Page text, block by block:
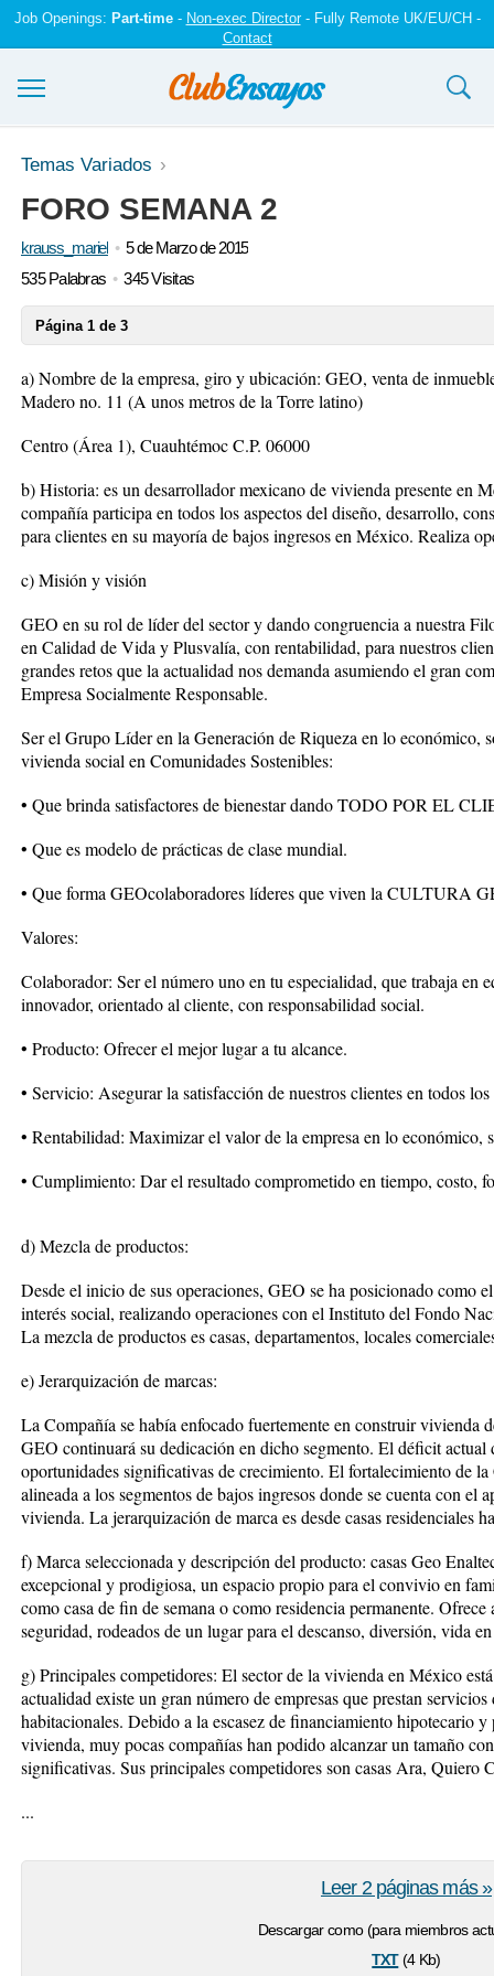
Job Openings: Part-time- Non-exec Director- Fully Remote UK/EU/CH -
Contact
Ensayos y trabajos
Registrarse
Iniciar sesión
Temas Variados
FORO SEMANA 2
krauss_mariel
5 de Marzo de 2015
535 Palabras
345 Visitas
Página 1 de 3
a) Nombre de la empresa, giro y ubicación: GEO, venta de
Madero no. 11 (A unos metros de la Torre latino)
Centro (Área 1), Cuauhtémoc C.P. 06000
b) Historia: es un desarrollador mexicano de vivienda presente en
compañía participa en todos los aspectos del diseño, desarrollo,
para clientes en su mayoría de bajos ingresos en México. Realiza
c) Misión y visión
GEO en su rol de líder del sector y dando congruencia a nuestra
en Calidad de Vida y Plusvalía, con rentabilidad, para nuestros
grandes retos que la actualidad nos demanda asumiendo el gran
Empresa Socialmente Responsable.
Ser el Grupo Líder en la Generación de Riqueza en lo económico,
vivienda social en Comunidades Sostenibles:
• Que brinda satisfactores de bienestar dando TODO POR EL
• Que es modelo de prácticas de clase mundial.
• Que forma GEOcolaboradores líderes que viven la CULTURA
Valores:
Colaborador: Ser el número uno en tu especialidad, que trabaja en
innovador, orientado al cliente, con responsabilidad social.
• Producto: Ofrecer el mejor lugar a tu alcance.
• Servicio: Asegurar la satisfacción de nuestros clientes en todos
• Rentabilidad: Maximizar el valor de la empresa en lo económico,
• Cumplimiento: Dar el resultado comprometido en tiempo, costo,
d) Mezcla de productos:
Desde el inicio de sus operaciones, GEO se ha posicionado como
interés social, realizando operaciones con el Instituto del Fondo
La mezcla de productos es casas, departamentos, locales
e) Jerarquización de marcas:
La Compañía se había enfocado fuertemente en construir vivienda
GEO continuará su dedicación en dicho segmento. El déficit actual
oportunidades significativas de crecimiento. El fortalecimiento de
alineada a los segmentos de bajos ingresos donde se cuenta con el
vivienda. La jerarquización de marca es desde casas residenciales
f) Marca seleccionada y descripción del producto: casas Geo
excepcional y prodigiosa, un espacio propio para el convivio en
como casa de fin de semana o como residencia permanente.
seguridad, rodeados de un lugar para el descanso, diversión, vida
g) Principales competidores: El sector de la vivienda en México
actualidad existe un gran número de empresas que prestan
habitacionales. Debido a la escasez de financiamiento hipotecario
vivienda, muy pocas compañías han podido alcanzar un tamaño
significativas. Sus principales competidores son casas Ara, Quiero
...
Descargar como (para miembros
txt(4 Kb)
Leer 2 páginas más »